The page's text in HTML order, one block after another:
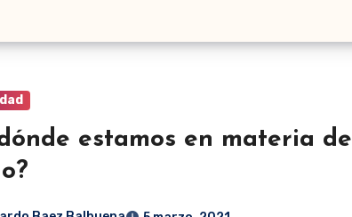
estamos en materia de